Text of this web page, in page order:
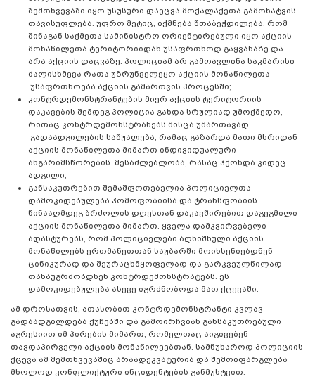
შემთხვევაში იყო უსუსური დაეცვა მოქალაქეთა გამოხატვის
თავისუფლება. უფრო მეტიც, იქმნება შთაბეჭდილება, რომ
შინაგან საქმეთა სამინისტრო ორიენტირებული იყო აქციის
მონაწილეთა ტერიტორიიდან უსაფრთხოდ გაყვანაზე და
არა აქციის დაცვაზე. პოლიციამ არ გამოავლინა საკმარისი
ძალისხმევა რათა უზრუნველეყო აქციის მონაწილეთა
უსაფრთხოება აქციის გამართვის პროცესში;
კონტრდემონსტრანტების მიერ აქციის ტერიტორიის
დაკავების შემდეგ პოლიცია გახდა სრულიად უმოქმედო,
რითაც კონტრდემონსტრანებს მისცა უმართავად
გადაადგილების საშუალება, რამაც გაზარდა მათი მხრიდან
აქციის მონაწილეთა მიმართ ინდივიდუალური
ანგარიშსწორების შესაძლებლობა, რასაც ჰქონდა კიდეც
ადგილი;
განსაკუთრებით შემაშფოთებელია პოლიციელთა
დამოკიდებულება ჰომოფობიისა და ტრანსფობიის
წინააღმდეგ ბრძოლის დღესთან დაკავშირებით დაგეგმილი
აქციის მონაწილეთა მიმართ. ყველა დამკვირვებელი
ადასტურებს, რომ პოლიციელები აღნიშნული აქციის
მონაწილებს ერთმანეთთან საუბარში მოიხსენიებდნენ
ცინიკურად და შეურაცხმყოფელად და გარკვეულწილად
თანაუგრძობდნენ კონტრდემონსტრატებს. ეს
დამოკიდებულება ასევე იგრძნობოდა მათ ქცევაში.
ამ დროსათვის, ათასობით კონტრდემონსტრანტი კვლავ
გადაადგილდება ქუჩებში და გამოირჩვიან განსაკუთრებული
აგრესიით იმ პირების მიმართ, რომელთაც აიგივებენ
თავდაპირველი აქციის მონაწილეებთან. სამწუხაროდ პოლიციის
ქცევა ამ შემთხვევაშიც არაადეკვატურია და შემოიფარგლება
მხოლოდ კონფლიქტური ინციდენტების განმუხტვით.